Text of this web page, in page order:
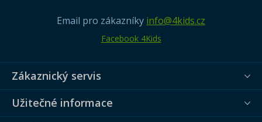
Email pro zákazníky info@4kids.cz
Facebook 4Kids
Zákaznický servis
Užitečné informace